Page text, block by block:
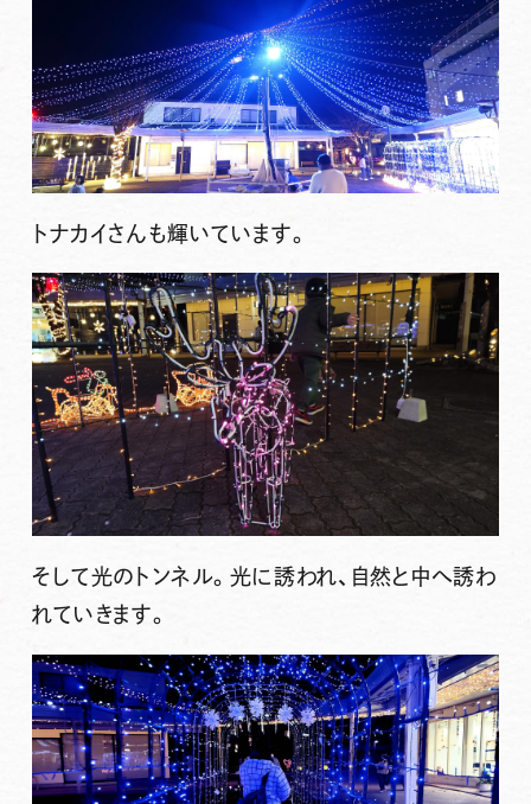
トナカイさんも輝いています。
そして光のトンネル。光に誘われ、自然と中へ誘わ
れていきます。